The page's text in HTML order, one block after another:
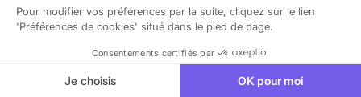
Prévoyance indépendant
Ressources
Centre d’aide - FAQ
Pour modifier vos préférences par la suite, cliquez sur le lien
'Préférences de cookies' situé dans le pied de page.
Consentements certifiés par
Je choisis OK pour moi